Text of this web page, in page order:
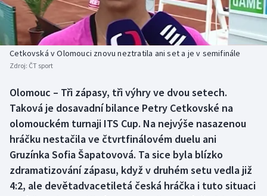
Basketbal
Biatlon
Box
Curling
Dostihy
Historické návraty
Aplikace ČT sport
Cetkovská v Olomouci znovu neztratila ani set a je v semifinále
Zdroj: ČT sport
Olomouc – Tři zápasy, tři výhry ve dvou setech.
Taková je dosavadní bilance Petry Cetkovské na
olomouckém turnaji ITS Cup. Na nejvýše nasazenou
hráčku nestačila ve čtvrtfinálovém duelu ani
Gruzínka Sofia Šapatovová. Ta sice byla blízko
zdramatizování zápasu, když v druhém setu vedla již
4:2, ale devětadvacetiletá česká hráčka i tuto situaci